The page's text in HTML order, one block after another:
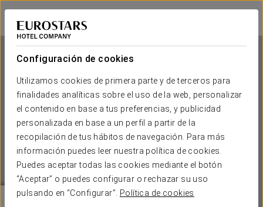
Configuración de cookies
Utilizamos cookies de primera parte y de terceros para
finalidades analíticas sobre el uso de la web, personalizar
el contenido en base a tus preferencias, y publicidad
personalizada en base a un perfil a partir de la
recopilación de tus hábitos de navegación. Para más
información puedes leer nuestra política de cookies.
Puedes aceptar todas las cookies mediante el botón
“Aceptar” o puedes configurar o rechazar su uso
pulsando en “Configurar”.
Política de cookies
Eurostars Thalia
PRAGA
Eurostars Thalia
PRAGA